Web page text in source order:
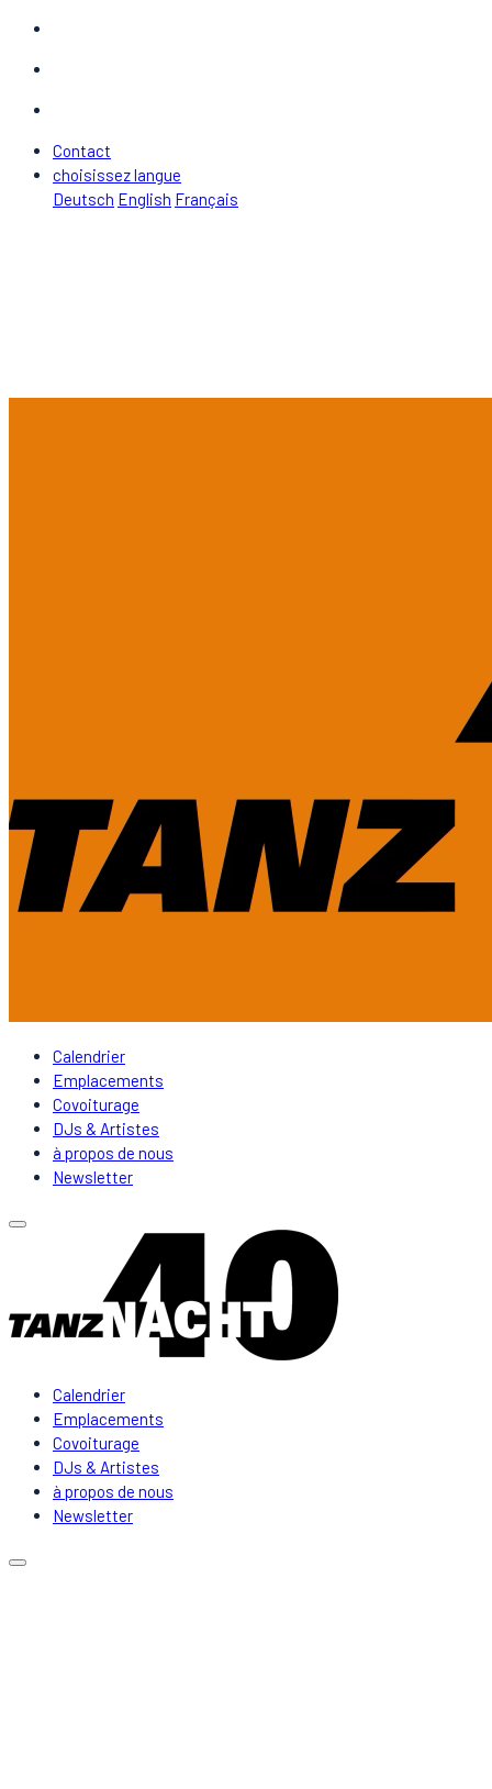
Contact
choisissez langue
Deutsch English Français
Calendrier
Emplacements
Covoiturage
DJs & Artistes
à propos de nous
Newsletter
Calendrier
Emplacements
Covoiturage
DJs & Artistes
à propos de nous
Newsletter